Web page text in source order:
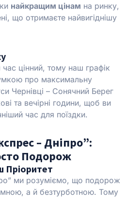
найкращим цінам на ринку,
що отримаєте найвигіднішу
цінний, тому наш графік
про максимальну
Чернівці – Сонячний Берег
та вечірні години, щоб ви
час для поїздки.
– Дніпро”:
Подорож
ми розуміємо, що подорож
а й безтурботною. Тому